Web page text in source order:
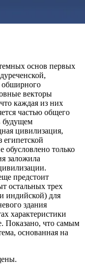
основ первых
обширного
векторы
каждая из них
частью общего
будущем
цивилизация,
только
заложила
предстоит
остальных трех
индийской) для
здания
характеристики
Показано, что самым
основанная на